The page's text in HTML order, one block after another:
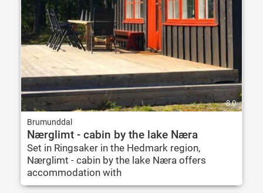
8.0
Brumunddal
Nærglimt - cabin by the lake Næra
Set in Ringsaker in the Hedmark region,
Nærglimt - cabin by the lake Næra offers
accommodation with